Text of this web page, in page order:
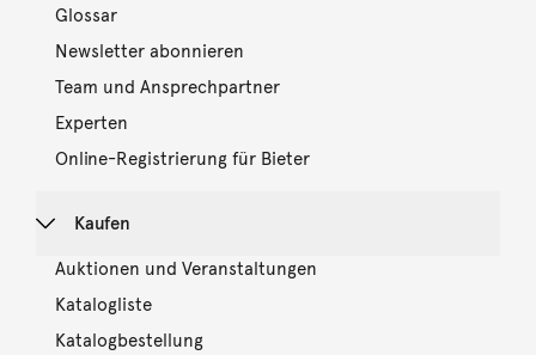
Glossar
Newsletter abonnieren
Team und Ansprechpartner
Experten
Online-Registrierung für Bieter
Kaufen
Auktionen und Veranstaltungen
Katalogliste
Katalogbestellung